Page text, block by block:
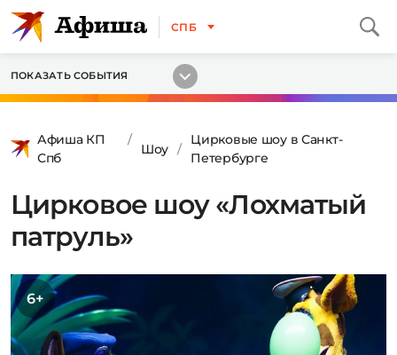
СПБ
ПОКАЗАТЬ СОБЫТИЯ
Афиша КП
Спб
Шоу
Цирковые шоу в Санкт-
Петербурге
Цирковое шоу «Лохматый
патруль»
6+